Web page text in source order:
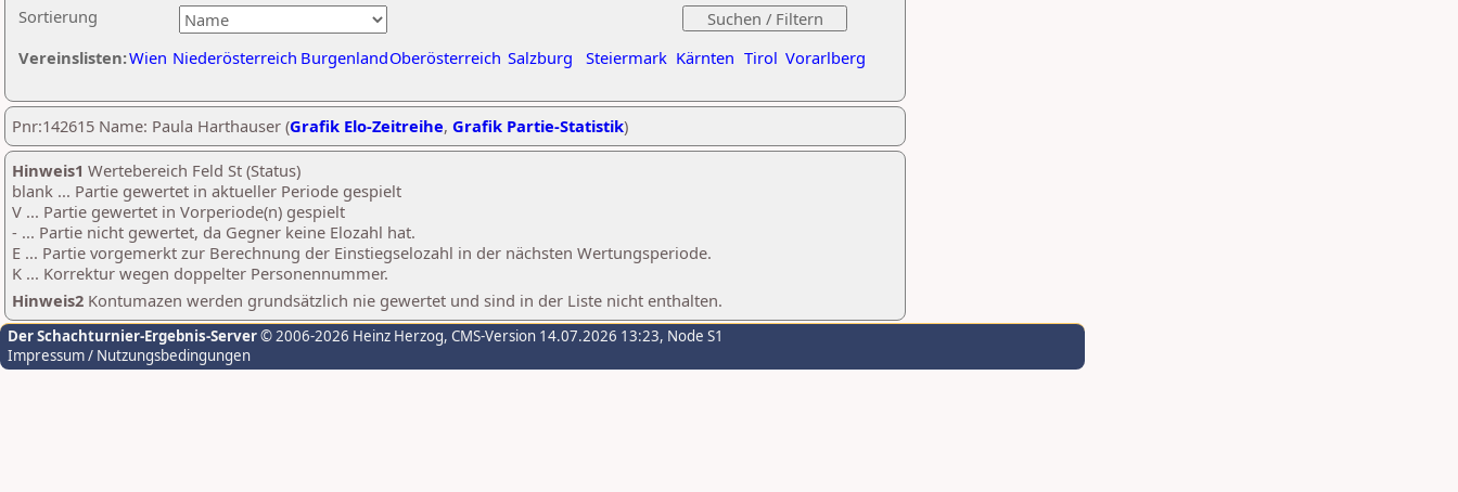
Sortierung
Vereinslisten:Wien Niederösterreich BurgenlandOberösterreich Salzburg Steiermark Kärnten Tirol Vorarlberg
Pnr:142615 Name: Paula Harthauser (Grafik Elo-Zeitreihe, Grafik Partie-Statistik)
Hinweis1 Wertebereich Feld St (Status)
blank ... Partie gewertet in aktueller Periode gespielt
V ... Partie gewertet in Vorperiode(n) gespielt
- ... Partie nicht gewertet, da Gegner keine Elozahl hat.
E ... Partie vorgemerkt zur Berechnung der Einstiegselozahl in der nächsten Wertungsperiode.
K ... Korrektur wegen doppelter Personennummer.
Hinweis2 Kontumazen werden grundsätzlich nie gewertet und sind in der Liste nicht enthalten.
Der Schachturnier-Ergebnis-Server© 2006-2026 Heinz Herzog, CMS-Version 14.07.2026 13:23, Node S1
Impressum / Nutzungsbedingungen